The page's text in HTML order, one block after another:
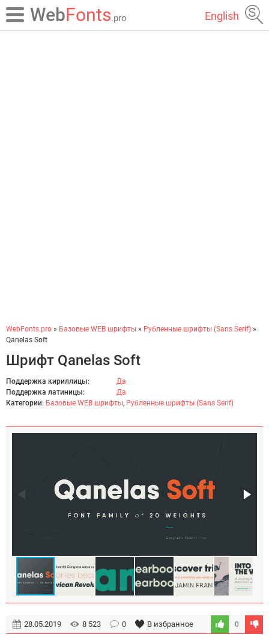
WebFonts.pro English
WebFonts.pro » Базовые WEB шрифты » Рубленные шрифты (Sans Serif) »
Qanelas Soft
Шрифт Qanelas Soft
Поддержка кириллицы:
Да
Поддержка латиницы:
Да
Категории: Базовые WEB шрифты, Рубленные шрифты (Sans Serif)
28.05.2019 8 523 0 В избранное 0